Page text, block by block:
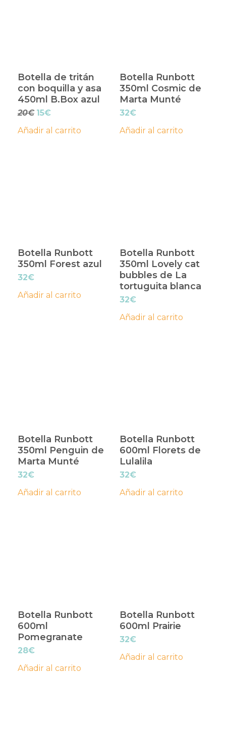
Botella de tritán
con boquilla y asa
450ml B.Box azul
20€ El
original
15€El
actual
Añadir al carrito
Botella Runbott
350ml Cosmic de
Marta Munté
32€
Añadir al carrito
Botella Runbott
350ml Forest azul
32€
Añadir al carrito
Botella Runbott
350ml Lovely cat
bubbles de La
tortuguita blanca
32€
Añadir al carrito
Botella Runbott
350ml Penguin de
Marta Munté
32€
Añadir al carrito
Botella Runbott
600ml Florets de
Lulalila
32€
Añadir al carrito
Botella Runbott
600ml
Pomegranate
28€
Añadir al carrito
Botella Runbott
600ml Prairie
32€
Añadir al carrito